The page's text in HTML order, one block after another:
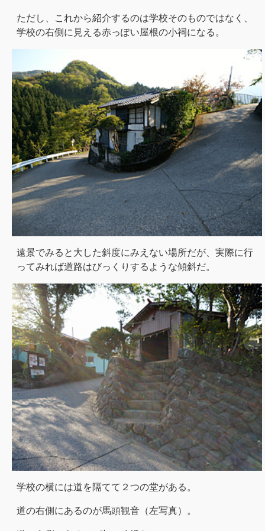
ただし、これから紹介するのは学校そのものではなく、
学校の右側に見える赤っぽい屋根の小祠になる。
遠景でみると大した斜度にみえない場所だが、実際に行
ってみれば道路はびっくりするような傾斜だ。
学校の横には道を隔てて２つの堂がある。
道の右側にあるのが馬頭観音（左写真）。